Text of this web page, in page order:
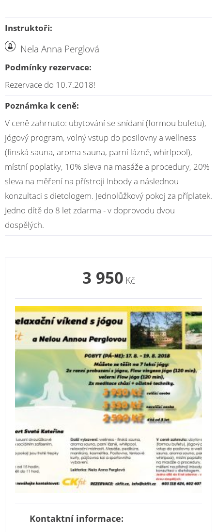
Instruktoři:
Nela Anna Perglová
Podmínky rezervace:
Rezervace do 10.7.2018!
Poznámka k ceně:
V ceně zahrnuto: ubytování se snídaní (formou bufetu),
jógový program, volný vstup do posilovny a wellness
(finská sauna, aroma sauna, parní lázně, whirlpool),
místní poplatky, 10% sleva na masáže a procedury, 20%
sleva na měření na přístroji Inbody a následnou
konzultaci s dietologem. Jednolůžkový pokoj za příplatek.
Jedno dítě do 8 let zdarma - v doprovodu dvou
dospělých.
3 950 Kč
Kontaktní informace: